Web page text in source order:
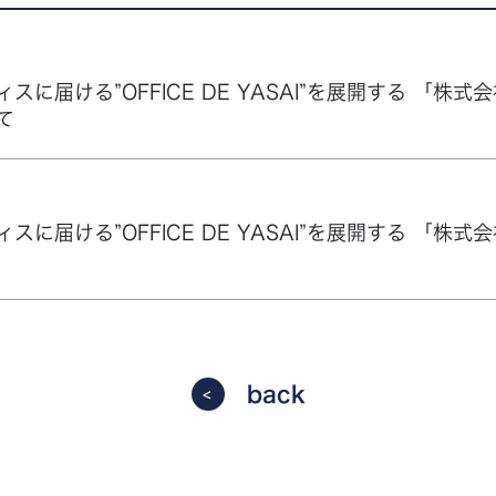
スに届ける”OFFICE DE YASAI”を展開する 「株式
スに届ける”OFFICE DE YASAI”を展開する 「株式
back